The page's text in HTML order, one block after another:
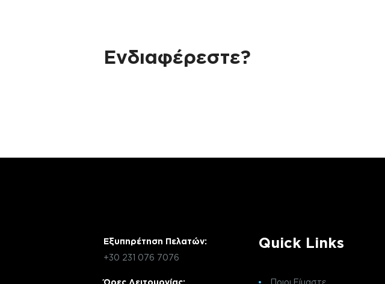
Ενδιαφέρεστε?
Εξυπηρέτηση Πελατών:
+30 231 076 7076
Ώρες Λειτουργίας:
Quick Links
Ποιοι Είμαστε